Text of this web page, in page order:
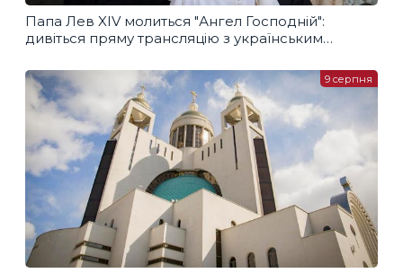
Папа Лев XIV молиться "Ангел Господній":
дивіться пряму трансляцію з українським
9 серпня